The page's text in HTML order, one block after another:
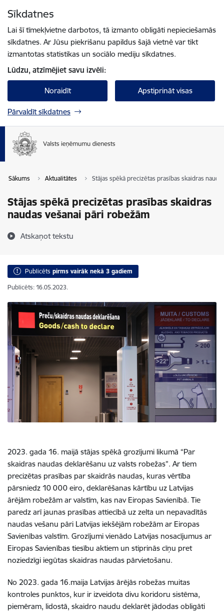
Sīkdatnes
Lai šī tīmekļvietne darbotos, tā izmanto obligāti nepieciešamās
sīkdatnes. Ar Jūsu piekrišanu papildus šajā vietnē var tikt
izmantotas statistikas un sociālo mediju sīkdatnes.
Lūdzu, atzīmējiet savu izvēli:
Noraidīt Apstiprināt visas
Pārvaldīt sīkdatnes
Sākums Aktualitātes Stājas spēkā precizētas prasības skaidras
Stājas spēkā precizētas prasības skaidras
naudas vešanai pāri robežām
Atskaņot tekstu
Publicēts pirms vairāk nekā 3 gadiem
Publicēts: 16.05.2023.
2023. gada 16. maijā stājas spēkā grozījumi likumā “Par
skaidras naudas deklarēšanu uz valsts robežas”. Ar tiem
precizētas prasības par skaidrās naudas, kuras vērtība
pārsniedz 10 000 eiro, deklarēšanas kārtību uz Latvijas
ārējām robežām ar valstīm, kas nav Eiropas Savienībā. Tie
paredz arī jaunas prasības attiecībā uz zelta un nepavadītās
naudas vešanu pāri Latvijas iekšējām robežām ar Eiropas
Savienības valstīm. Grozījumi vienādo Latvijas nosacījumus ar
Eiropas Savienības tiesību aktiem un stiprinās cīņu pret
noziedzīgi iegūtas skaidras naudas pārvietošanu.
No 2023. gada 16.maija Latvijas ārējās robežas muitas
kontroles punktos, kur ir izveidota divu koridoru sistēma,
piemēram, lidostā, skaidro naudu deklarēt jādodas obligāti